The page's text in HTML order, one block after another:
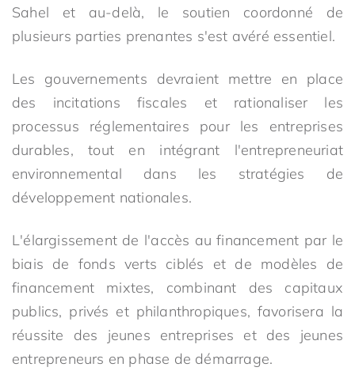
Sahel et au-delà, le soutien coordonné de
plusieurs parties prenantes s'est avéré essentiel.
Les gouvernements devraient mettre en place
des incitations fiscales et rationaliser les
processus réglementaires pour les entreprises
durables, tout en intégrant l'entrepreneuriat
environnemental dans les stratégies de
développement nationales.
L'élargissement de l'accès au financement par le
biais de fonds verts ciblés et de modèles de
financement mixtes, combinant des capitaux
publics, privés et philanthropiques, favorisera la
réussite des jeunes entreprises et des jeunes
entrepreneurs en phase de démarrage.